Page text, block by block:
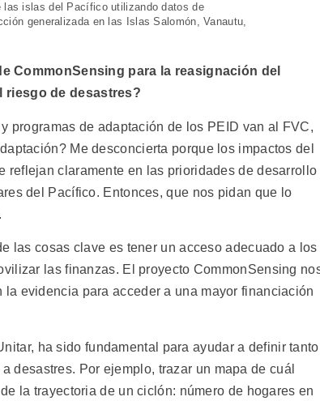
las islas del Pacífico utilizando datos de
generalizada en las Islas Salomón, Vanautu,
CommonSensing para la reasignación del
riesgo de desastres?
programas de adaptación de los PEID van al FVC,
Me desconcierta porque los impactos del
reflejan claramente en las prioridades de desarrollo
del Pacífico. Entonces, que nos pidan que lo
las cosas clave es tener un acceso adecuado a los
las finanzas. El proyecto CommonSensing
evidencia para acceder a una mayor financiación
ha sido fundamental para ayudar a definir tanto
desastres. Por ejemplo, trazar un mapa de cuál
la trayectoria de un ciclón: número de hogares en